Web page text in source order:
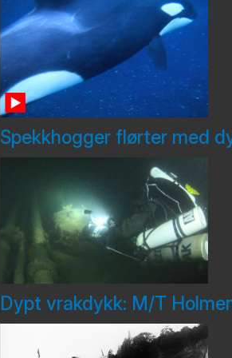
Spekkhogger flørter med
Dypt vrakdykk: M/T